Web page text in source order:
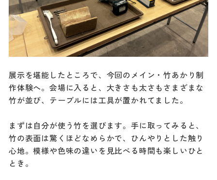
展示を堪能したところで、今回のメイン・竹あかり制
作体験へ。会場に入ると、大きさも太さもさまざまな
竹が並び、テーブルには工具が置かれてました。
まずは自分が使う竹を選びます。手に取ってみると、
竹の表面は驚くほどなめらかで、ひんやりとした触り
心地。模様や色味の違いを見比べる時間も楽しいひと
とき。